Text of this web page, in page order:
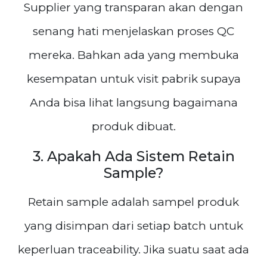
Supplier yang transparan akan dengan
senang hati menjelaskan proses QC
mereka. Bahkan ada yang membuka
kesempatan untuk visit pabrik supaya
Anda bisa lihat langsung bagaimana
produk dibuat.
3. Apakah Ada Sistem Retain
Sample?
Retain sample adalah sampel produk
yang disimpan dari setiap batch untuk
keperluan traceability. Jika suatu saat ada